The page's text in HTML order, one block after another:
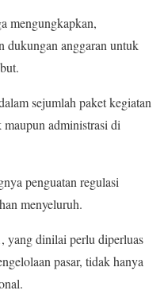
mengungkapkan,
dukungan anggaran untuk
sejumlah paket kegiatan
administrasi di
penguatan regulasi
menyeluruh.
yang dinilai perlu diperluas
pasar, tidak hanya